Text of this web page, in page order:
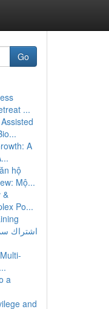
Go
...
A
hộ
Mộ...
&
Po...
اشتراك
a
and